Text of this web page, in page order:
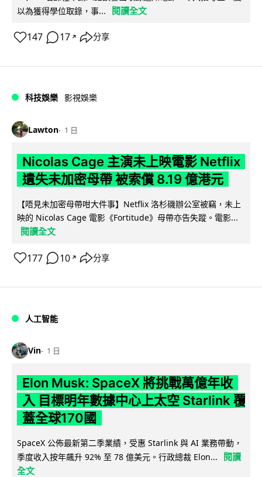
以為獲得學位取錄，事...
閱讀全文
147 17 ↗ 分享
科技娛樂 影視娛樂
Lawton 1 日
Nicolas Cage 主演未上映電影 Netflix
遺失未加密母帶 被索償 8.19 億港元
【唔見未加密母帶咁大件事】Netflix 洛杉磯辦公室被竊，未上
映的 Nicolas Cage 電影《Fortitude》母帶亦告失蹤。電影...
閱讀全文
177 10 ↗ 分享
人工智能
Vin 1 日
Elon Musk: SpaceX 將挑戰萬億年收
入 目標明年數據中心上太空 Starlink 覆
蓋全球170國
SpaceX 公佈最新第二季業績，受惠 Starlink 與 AI 業務帶動，
季度收入按年飆升 92% 至 78 億美元。行政總裁 Elon...
閱讀
全文